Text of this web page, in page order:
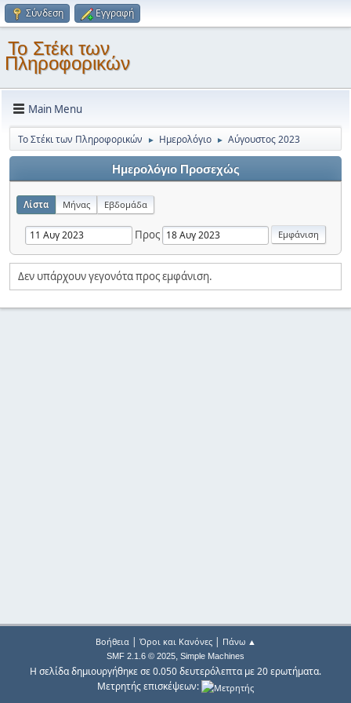
Σύνδεση Εγγραφή
Το Στέκι των
Πληροφορικών
Main Menu
Το Στέκι των Πληροφορικών ► Ημερολόγιο ► Αύγουστος 2023
Ημερολόγιο Προσεχώς
Λίστα Μήνας Εβδομάδα
Προς
Δεν υπάρχουν γεγονότα προς εμφάνιση.
Βοήθεια| Όροι και Κανόνες| Πάνω ▲
SMF 2.1.6 © 2025, Simple Machines
Η σελίδα δημιουργήθηκε σε 0.050 δευτερόλεπτα με 20 ερωτήματα.
Μετρητής επισκέψεων: